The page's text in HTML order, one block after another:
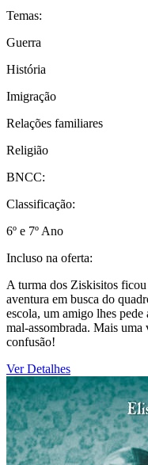
Temas:
Guerra
História
Imigração
Relações familiares
Religião
BNCC:
Classificação:
6º e 7º Ano
Incluso na oferta:
A turma dos Ziskisitos ficou
aventura em busca do
escola, um amigo lhes pede
mal-assombrada. Mais uma
confusão!
Ver Detalhes